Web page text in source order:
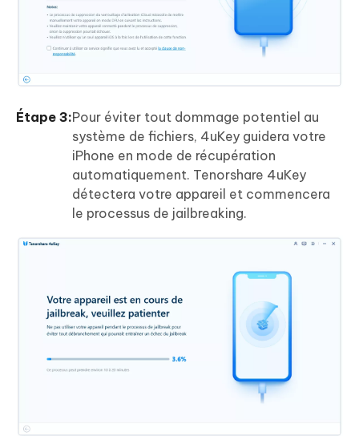
Étape 3:Pour éviter tout dommage potentiel au
système de fichiers, 4uKey guidera votre
iPhone en mode de récupération
automatiquement. Tenorshare 4uKey
détectera votre appareil et commencera
le processus de jailbreaking.